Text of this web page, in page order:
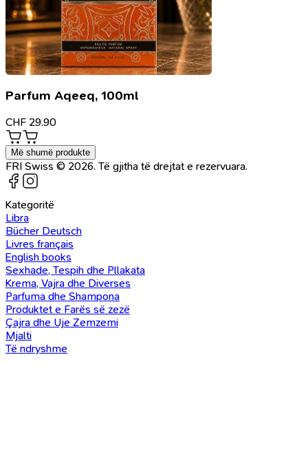
Parfum Aqeeq, 100ml
CHF 29.90
Më shumë produkte
FRI Swiss © 2026. Të gjitha të drejtat e rezervuara.
Kategoritë
Libra
Bücher Deutsch
Livres français
English books
Sexhade, Tespih dhe Pllakata
Krema, Vajra dhe Diverses
Parfuma dhe Shampona
Produktet e Farës së zezë
Çajra dhe Uje Zemzemi
Mjalti
Të ndryshme